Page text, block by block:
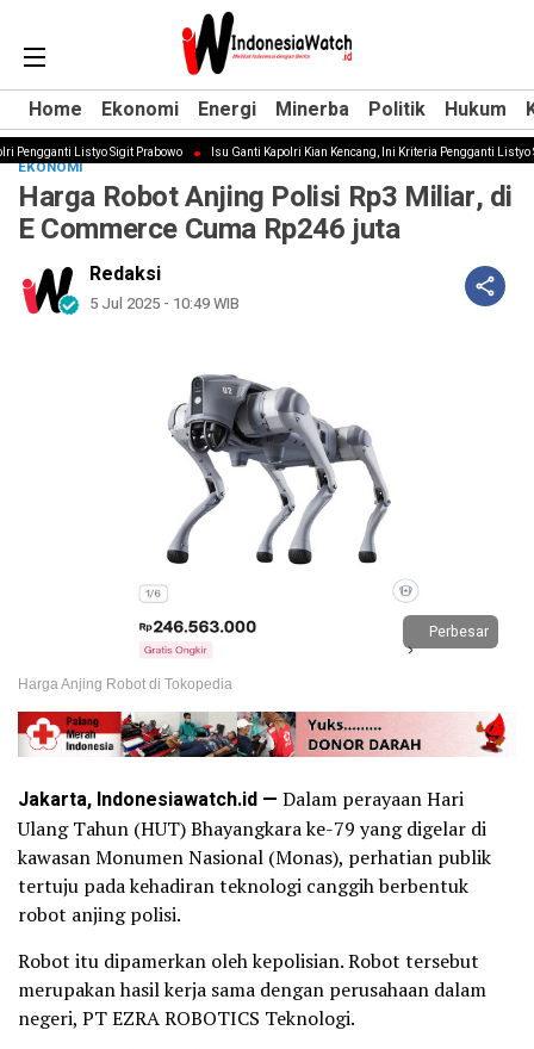
Home Ekonomi Energi Minerba Politik Hukum
Home Ekonomi Energi Minerba Politik Hukum
Listyo Sigit Prabowo Isu Ganti Kapolri Kian Kencang, Ini Kriteria Pengganti Listyo
EKONOMI
Harga Robot Anjing Polisi Rp3 Miliar, di
E Commerce Cuma Rp246 juta
Redaksi
5 Jul 2025 - 10:49 WIB
Perbesar
Harga Anjing Robot di Tokopedia
Jakarta, Indonesiawatch.id — Dalam perayaan Hari
Ulang Tahun (HUT) Bhayangkara ke-79 yang digelar di
kawasan Monumen Nasional (Monas), perhatian publik
tertuju pada kehadiran teknologi canggih berbentuk
robot anjing polisi.
Robot itu dipamerkan oleh kepolisian. Robot tersebut
merupakan hasil kerja sama dengan perusahaan dalam
negeri, PT EZRA ROBOTICS Teknologi.